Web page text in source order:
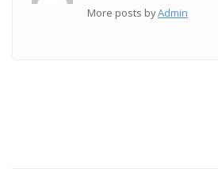
More posts byAdmin